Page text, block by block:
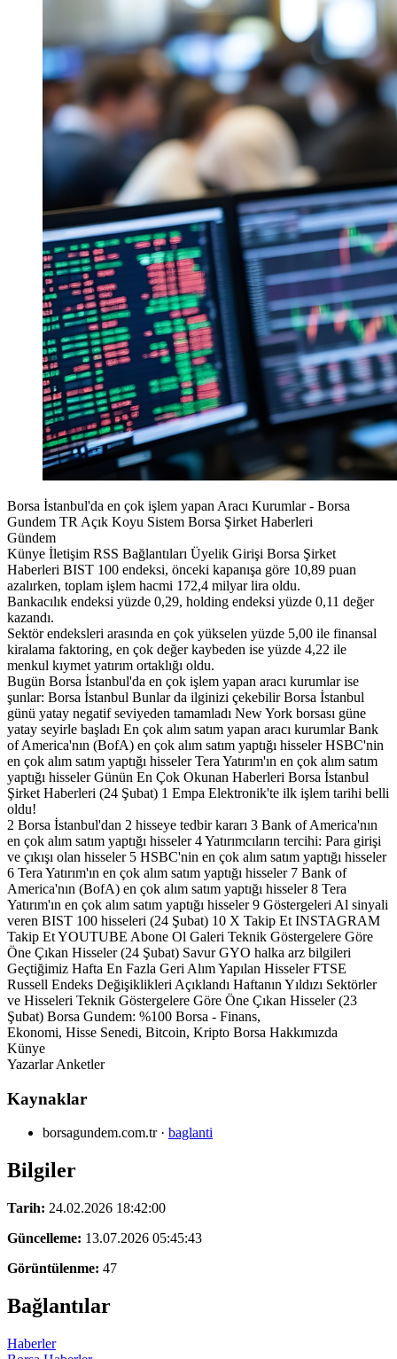
Borsa İstanbul'da en çok işlem yapan Aracı Kurumlar - Borsa
Gundem TR Açık Koyu Sistem Borsa Şirket Haberleri
Gündem
Künye İletişim RSS Bağlantıları Üyelik Girişi Borsa Şirket
Haberleri BIST 100 endeksi, önceki kapanışa göre 10,89 puan
azalırken, toplam işlem hacmi 172,4 milyar lira oldu.
Bankacılık endeksi yüzde 0,29, holding endeksi yüzde 0,11 değer
kazandı.
Sektör endeksleri arasında en çok yükselen yüzde 5,00 ile finansal
kiralama faktoring, en çok değer kaybeden ise yüzde 4,22 ile
menkul kıymet yatırım ortaklığı oldu.
Bugün Borsa İstanbul'da en çok işlem yapan aracı kurumlar ise
şunlar: Borsa İstanbul Bunlar da ilginizi çekebilir Borsa İstanbul
günü yatay negatif seviyeden tamamladı New York borsası güne
yatay seyirle başladı En çok alım satım yapan aracı kurumlar Bank
of America'nın (BofA) en çok alım satım yaptığı hisseler HSBC'nin
en çok alım satım yaptığı hisseler Tera Yatırım'ın en çok alım satım
yaptığı hisseler Günün En Çok Okunan Haberleri Borsa İstanbul
Şirket Haberleri (24 Şubat) 1 Empa Elektronik'te ilk işlem tarihi belli
oldu!
2 Borsa İstanbul'dan 2 hisseye tedbir kararı 3 Bank of America'nın
en çok alım satım yaptığı hisseler 4 Yatırımcıların tercihi: Para girişi
ve çıkışı olan hisseler 5 HSBC'nin en çok alım satım yaptığı hisseler
6 Tera Yatırım'ın en çok alım satım yaptığı hisseler 7 Bank of
America'nın (BofA) en çok alım satım yaptığı hisseler 8 Tera
Yatırım'ın en çok alım satım yaptığı hisseler 9 Göstergeleri Al sinyali
veren BIST 100 hisseleri (24 Şubat) 10 X Takip Et INSTAGRAM
Takip Et YOUTUBE Abone Ol Galeri Teknik Göstergelere Göre
Öne Çıkan Hisseler (24 Şubat) Savur GYO halka arz bilgileri
Geçtiğimiz Hafta En Fazla Geri Alım Yapılan Hisseler FTSE
Russell Endeks Değişiklikleri Açıklandı Haftanın Yıldızı Sektörler
ve Hisseleri Teknik Göstergelere Göre Öne Çıkan Hisseler (23
Şubat) Borsa Gundem: %100 Borsa - Finans,
Ekonomi, Hisse Senedi, Bitcoin, Kripto Borsa Hakkımızda
Künye
Yazarlar Anketler
Kaynaklar
borsagundem.com.tr· baglanti
Bilgiler
Tarih: 24.02.2026 18:42:00
Güncelleme: 13.07.2026 05:45:43
Görüntülenme: 47
Bağlantılar
Haberler